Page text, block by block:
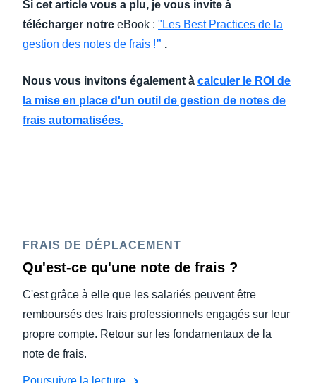
Si cet article vous a plu, je vous invite à
télécharger notre eBook : "Les Best Practices de la
gestion des notes de frais !” .
Nous vous invitons également à calculer le ROI de
la mise en place d'un outil de gestion de notes de
frais automatisées.
FRAIS DE DÉPLACEMENT
Qu'est-ce qu'une note de frais ?
C'est grâce à elle que les salariés peuvent être
remboursés des frais professionnels engagés sur leur
propre compte. Retour sur les fondamentaux de la
note de frais.
Poursuivre la lecture